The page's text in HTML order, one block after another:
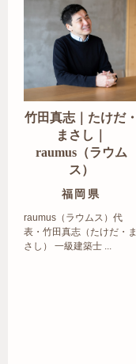
竹田真志｜たけだ・
まさし｜
raumus（ラウム
ス）
福岡県
raumus（ラウムス）代
表・竹田真志（たけだ・ま
さし） 一級建築士 ...